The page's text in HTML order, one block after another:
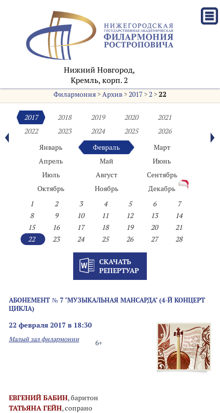
Нижний Новгород,
Кремль, корп. 2
Филармония>Архив>2017>2>22
2017 2018 2019 2020
2021
2022
2023 2024 2025
2026
Январь
Февраль
Март
Апрель
Май
Июнь
Июль
Август
Сентябрь
Октябрь
Ноябрь
Декабрь
1
2 3 4 5 6
7
8
9 10 11 12 13
14
15
16 17 18 19 20
21
22
23 24 25 26 27 28
СКАЧАТЬ
РЕПЕРТУАР
АБОНЕМЕНТ № 7 "МУЗЫКАЛЬНАЯ МАНСАРДА" (4-Й КОНЦЕРТ
ЦИКЛА)
22 февраля 2017 в 18:30
6+
Малый зал филармонии
ЕВГЕНИЙ БАБИН, баритон
ТАТЬЯНА ГЕЙН, сопрано